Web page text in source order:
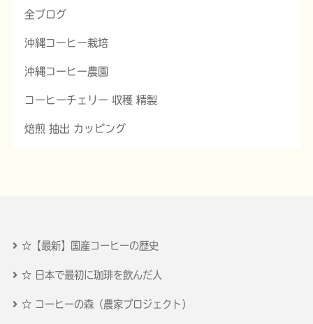
全ブログ
沖縄コーヒー栽培
沖縄コーヒー農園
コーヒーチェリー 収穫 精製
焙煎 抽出 カッピング
☆【最新】国産コーヒーの歴史
☆ 日本で最初に珈琲を飲んだ人
☆ コーヒーの森（農家プロジェクト）